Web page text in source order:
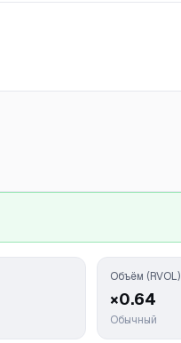
Объём (RVOL)
×0.64
Обычный